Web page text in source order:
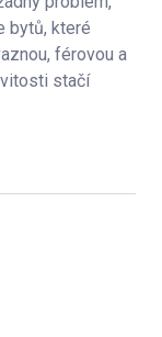
bytů, které
férovou a
stačí